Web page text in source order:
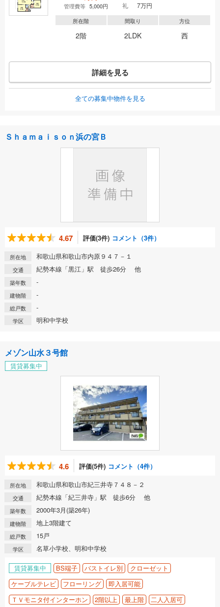
管理費等 5,000円 礼 7万円
所在階
2階
間取り
2LDK
方位
西
詳細を見る
全ての募集中物件を見る
Ｓｈａｍａｉｓｏｎ浜の宮Ｂ
4.67 評価(3件) コメント（3件）
所在地 和歌山県和歌山市内原９４７－１
交通 紀勢本線「黒江」駅 徒歩26分 他
築年数 -
建物階 -
総戸数 -
学区 明和中学校
メゾン山水３号館
賃貸募集中
4.6 評価(5件) コメント（4件）
所在地 和歌山県和歌山市紀三井寺７４８－２
交通 紀勢本線「紀三井寺」駅 徒歩6分 他
築年数 2000年3月(築26年)
建物階 地上3階建て
総戸数 15戸
学区 名草小学校、明和中学校
賃貸募集中 BS端子 バストイレ別
クローゼット
ケーブルテレビ
フローリング
即入居可能
ＴＶモニタ付インターホン
2階以上 最上階
二人入居可